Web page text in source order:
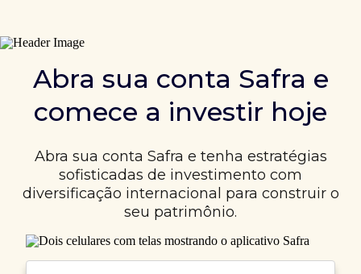
Abra sua conta Safra e
comece a investir hoje
Abra sua conta Safra e tenha estratégias
sofisticadas de investimento com
diversificação internacional para construir o
seu patrimônio.